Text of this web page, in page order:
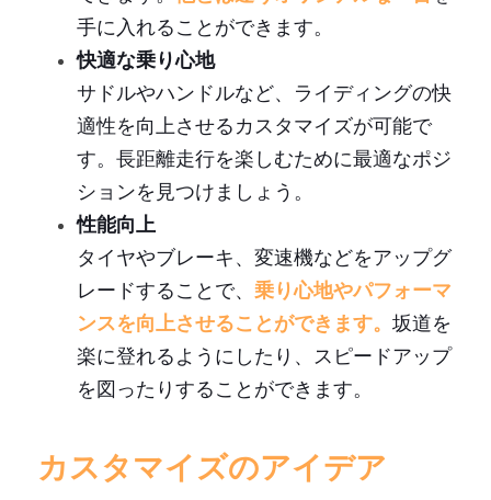
手に入れることができます。
快適な乗り心地
サドルやハンドルなど、ライディングの快
適性を向上させるカスタマイズが可能で
す。長距離走行を楽しむために最適なポジ
ションを見つけましょう。
性能向上
タイヤやブレーキ、変速機などをアップグ
レードすることで、 乗り心地やパフォーマ
ンスを向上させることができます。 坂道を
楽に登れるようにしたり、スピードアップ
を図ったりすることができます。
カスタマイズのアイデア